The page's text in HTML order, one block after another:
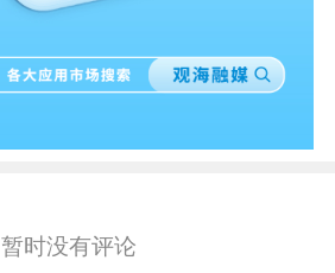
暂时没有评论